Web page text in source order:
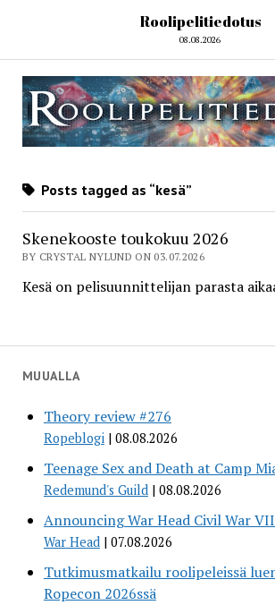
Roolipelitiedotus
08.08.2026
MUUALLA
Theory review #276
Ropeblogi 08.08.2026
Teenage Sex and Death at Camp
Redemund's Guild 08.08.2026
Announcing War Head Civil War
War Head 07.08.2026
Tutkimusmatkailu roolipeleissä
Ropecon 2026ssä
Posts tagged as “kesä”
Skenekooste toukokuu 2026
BY CRYSTAL NYLUND ON 03.07.2026
Kesä on pelisuunnittelijan parasta